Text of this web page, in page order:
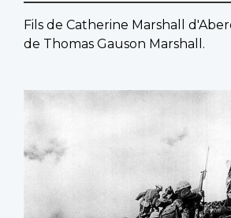
Fils de Catherine Marshall
de Thomas Gauson Marshall.